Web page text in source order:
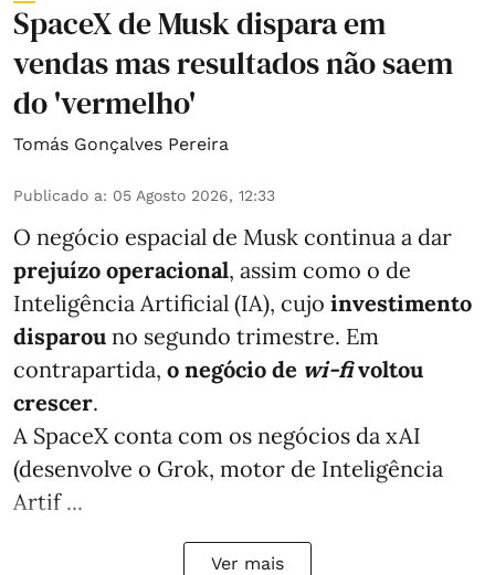
SpaceX de Musk dispara em
vendas mas resultados não saem
do 'vermelho'
Tomás Gonçalves Pereira
Publicado a: 05 Agosto 2026, 12:33
O negócio espacial de Musk continua a dar
prejuízo operacional, assim como o de
Inteligência Artificial (IA), cujo investimento
disparou no segundo trimestre. Em
contrapartida, o negócio de wi-fivoltou
crescer.
A SpaceX conta com os negócios da xAI
(desenvolve o Grok, motor de Inteligência
Artif ...
Ver mais